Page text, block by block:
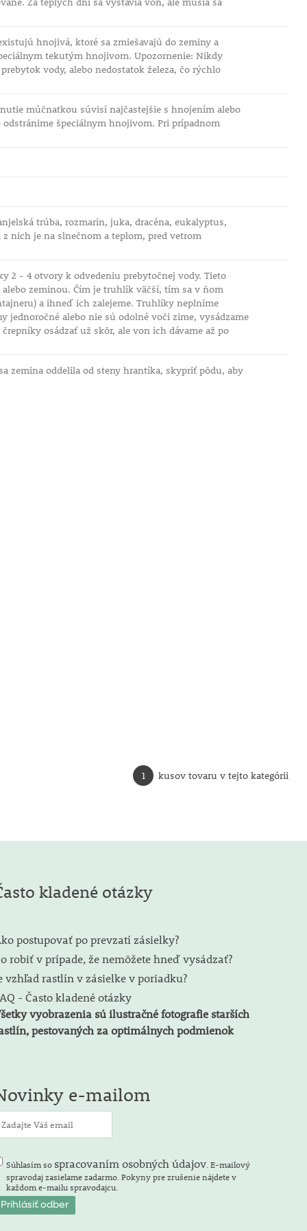
hnojivá, ktoré sa zmiešavajú do zeminy a
tekutým hnojivom. Upozornenie: Nikdy
vody, alebo nedostatok železa, čo rýchlo
múčnatkou súvisí najčastejšie s hnojením alebo
špeciálnym hnojivom. Pri prípadnom
trúba, rozmarín, juka, dracéna, eukalyptus,
nich je na slnečnom a teplom, pred vetrom
2 - 4 otvory k odvedeniu prebytočnej vody. Tieto
zeminou. Čím je truhlík väčší, tím sa v ňom
a ihneď ich zalejeme. Truhlíky neplníme
jednoročné alebo nie sú odolné voči zime, vysádzame
osádzať už skôr, ale von ich dávame až po
zemina oddelila od steny hrantíka, skypriť pôdu, aby
1 kusov tovaru v tejto kategórii
kladené otázky
postupovať po prevzatí zásielky?
robiť v prípade, že nemôžete hneď vysádzať?
vzhľad rastlín v zásielke v poriadku?
- Často kladené otázky
vyobrazenia sú ilustračné fotografie starších
pestovaných za optimálnych podmienok
e-mailom
Súhlasím so spracovaním osobných údajov . E-mailový
spravodaj zasielame zadarmo. Pokyny pre zrušenie nájdete v
každom e-mailu spravodajcu.